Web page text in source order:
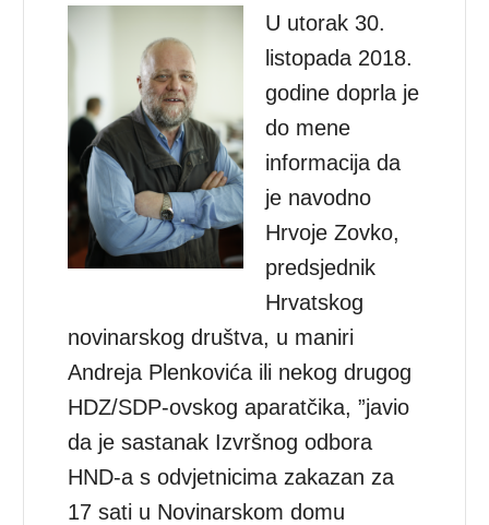
U utorak 30.
listopada 2018.
godine doprla je
do mene
informacija da
je navodno
Hrvoje Zovko,
predsjednik
Hrvatskog
novinarskog društva, u maniri
Andreja Plenkovića ili nekog drugog
HDZ/SDP-ovskog aparatčika, ”javio
da je sastanak Izvršnog odbora
HND-a s odvjetnicima zakazan za
17 sati u Novinarskom domu